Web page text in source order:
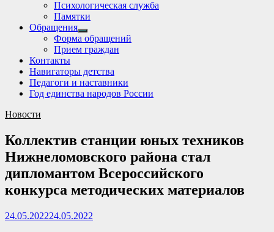
menu
Психологическая служба
Памятки
Обращения
Show
sub
menu
Форма обращений
Прием граждан
Контакты
Навигаторы детства
Педагоги и наставники
Год единства народов России
Новости
Коллектив станции юных техников
Нижнеломовского района стал
дипломантом Всероссийского
конкурса методических материалов
24.05.202224.05.2022